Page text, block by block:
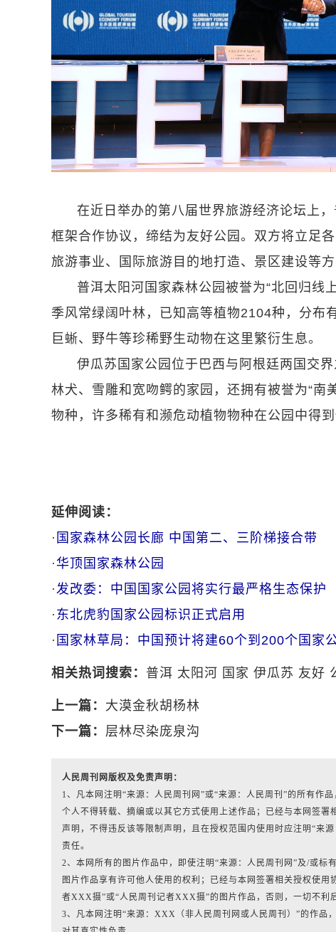
在近日举办的第八届世界旅游经济论坛上
框架合作协议，缔结为友好公园。双方将立足
旅游事业、国际旅游目的地打造、景区建设等
普洱太阳河国家森林公园被誉为“北回归线
季风常绿阔叶林，已知高等植物2104种，分布
巨蜥、野牛等珍稀野生动物在这里繁衍生息。
伊瓜苏国家公园位于巴西与阿根廷两国交
林犬、雪雕和宽吻鳄的家园，还拥有被誉为“
物种，许多稀有和濒危动植物物种在公园中得到
延伸阅读：
· 国家森林公园长廊 中国第二、三阶梯接合带
· 华顶国家森林公园
·发改委：中国国家公园将实行最严格生态保护
· 东北虎豹国家公园标识正式启用
· 国家林草局：中国预计将建60个到200个国家
相关热词搜索： 普洱 太阳河 国家 伊瓜苏 友好
上一篇： 大漠金秋胡杨林
下一篇： 层林尽染庞泉沟
人民周刊网版权及免责声明：
1、凡本网注明“来源：人民周刊网”或“来源：人民周刊”的所有作
个人不得转载、摘编或以其它方式使用上述作品；已经与本网签
声明，不得违反该等限制声明，且在授权范围内使用时应注明“来
责任。
2、本网所有的图片作品中，即使注明“来源：人民周刊网”及/或标
图片作品享有许可他人使用的权利；已经与本网签署相关授权使
者XXX摄”或“人民周刊记者XXX摄”的图片作品，否则，一切不利
3、凡本网注明“来源：XXX（非人民周刊网或人民周刊）”的作品